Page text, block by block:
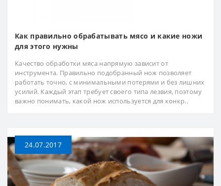
Как правильно обрабатывать мясо и какие ножи
для этого нужны
Качество обработки мяса напрямую зависит от
инструмента. Правильно подобранный нож позволяет
работать точно, с минимальными потерями и без лишних
усилий. Каждый этап требует своего типа лезвия, поэтому
важно понимать, какой нож используется для конкр..
24.07.2017